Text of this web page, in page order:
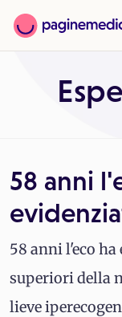
58 anni
58 anni l'eco
superiori della
lieve